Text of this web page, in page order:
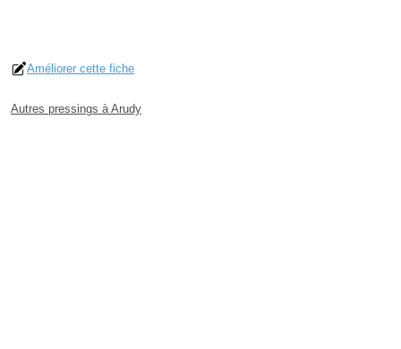
Améliorer cette fiche
Autres pressings à Arudy